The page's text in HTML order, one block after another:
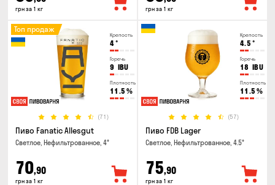
грн за 1 кг грн за 1 кг
Крепость
4°
Горечь
9 IBU
Плотность
11.5 %
(71)
Топ продаж
Пиво Fanatic Allesgut
Светлое, Нефильтрованное, 4°
70,90
грн за 1 кг
Крепость
4.5 °
Горечь
18 IBU
Плотность
11.5 %
(57)
Пиво FDB Lager
Светлое, Нефильтрованное, 4.5°
75,90
грн за 1 кг